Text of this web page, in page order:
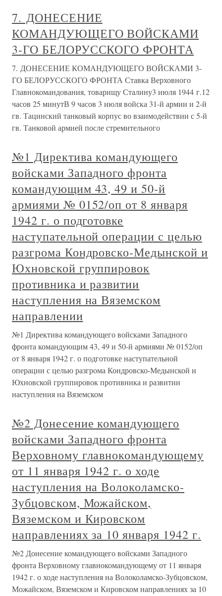
7. ДОНЕСЕНИЕ
КОМАНДУЮЩЕГО ВОЙСКАМИ
3-ГО БЕЛОРУССКОГО ФРОНТА
7. ДОНЕСЕНИЕ КОМАНДУЮЩЕГО ВОЙСКАМИ 3-
ГО БЕЛОРУССКОГО ФРОНТА Ставка Верховного
Главнокомандования, товарищу Сталину3 июля 1944 г.12
часов 25 минутВ 9 часов 3 июля войска 31-й армии и 2-й
гв. Тацинский танковый корпус во взаимодействии с 5-й
гв. Танковой армией после стремительного
№1 Директива командующего
войсками Западного фронта
командующим 43, 49 и 50-й
армиями № 0152/оп от 8 января
1942 г. о подготовке
наступательной операции с целью
разгрома Кондровско-Медынской и
Юхновской группировок
противника и развитии
наступления на Вяземском
направлении
№1 Директива командующего войсками Западного
фронта командующим 43, 49 и 50-й армиями № 0152/оп
от 8 января 1942 г. о подготовке наступательной
операции с целью разгрома Кондровско-Медынской и
Юхновской группировок противника и развитии
наступления на Вяземском
№2 Донесение командующего
войсками Западного фронта
Верховному главнокомандующему
от 11 января 1942 г. о ходе
наступления на Волоколамско-
Зубцовском, Можайском,
Вяземском и Кировском
направлениях за 10 января 1942 г.
№2 Донесение командующего войсками Западного
фронта Верховному главнокомандующему от 11 января
1942 г. о ходе наступления на Волоколамско-Зубцовском,
Можайском, Вяземском и Кировском направлениях за 10